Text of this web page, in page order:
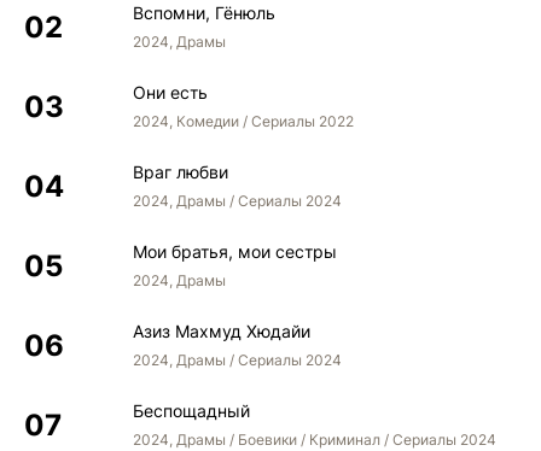
Вспомни, Гёнюль
2024, Драмы
Они есть
2024, Комедии / Сериалы 2022
Враг любви
2024, Драмы / Сериалы 2024
Мои братья, мои сестры
2024, Драмы
Азиз Махмуд Хюдайи
2024, Драмы / Сериалы 2024
Беспощадный
2024, Драмы / Боевики / Криминал / Сериалы 2024